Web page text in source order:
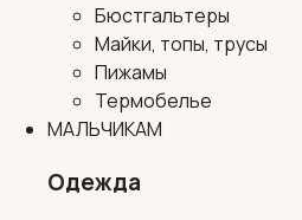
Бюстгальтеры
Майки, топы, трусы
Пижамы
Термобелье
МАЛЬЧИКАМ
Одежда